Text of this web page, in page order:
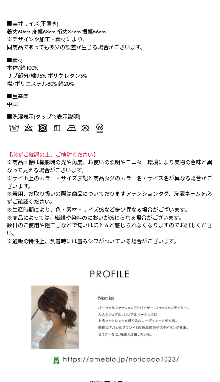
■実寸サイズ(平置き)
着丈60cm 身幅63cm 裄丈37cm 裾幅56cm
※デザインや加工・素材により、
同商品であっても多少の誤差が生じる場合がございます。
■素材
本体/綿100%
リブ部分/綿95% ポリウレタン5%
襟/ポリエステル80% 綿20%
■生産国
中国
■洗濯表示(タップで表示説明)
【必ずご確認の上、ご検討ください】
※商品画像は撮影時の光や角度、お使いの照明やモニター環境により実物の色味と異
なって見える場合がございます。
※サイト上のカラー・サイズ表記と商品タグのカラー名・サイズ名が異なる場合がご
ざいます。
※着用、お取り扱いの際は商品についておりますアテンションタグ、洗濯ネームを必
ずご確認ください。
※生産時期により、色・素材・サイズ感など多少異なる場合がございます。
※商品によっては、繊維や染料のにおいが感じられる場合がございます。
数日のご使用や陰干しなどで匂いはほとんど感じられなくなりますのでお試しくださ
い。
※通販の特性上、到着時には畳みシワがついている場合がございます。